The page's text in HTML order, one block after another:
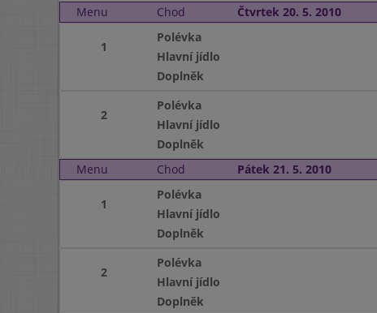
Menu
Chod Čtvrtek 20. 5. 2010
1
Polévka
Hlavní jídlo
Doplněk
2
Polévka
Hlavní jídlo
Doplněk
Menu
Chod Pátek 21. 5. 2010
1
Polévka
Hlavní jídlo
Doplněk
2
Polévka
Hlavní jídlo
Doplněk